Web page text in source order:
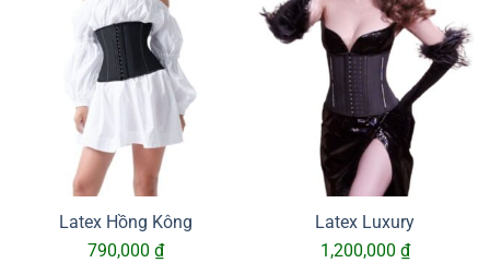
Latex Hồng Kông
790,000 ₫
Latex Luxury
1,200,000 ₫